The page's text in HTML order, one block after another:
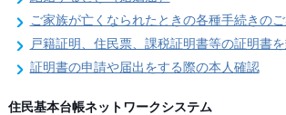
ご家族が亡くなられたときの各種手続きのご
戸籍証明、住民票、課税証明書等の証明書を郵送で請
証明書の申請や届出をする際の本人確認
住民基本台帳ネットワークシステム